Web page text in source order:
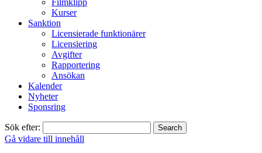
Filmklipp
Kurser
Sanktion
Licensierade funktionärer
Licensiering
Avgifter
Rapportering
Ansökan
Kalender
Nyheter
Sponsring
Sök efter:
Gå vidare till innehåll